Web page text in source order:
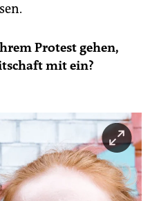
Protest gehen,
mit ein?